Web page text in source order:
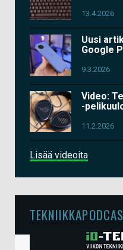
13.4.2026
Uusi
Google
9.3.2026
Video:
-
11.2.2026
Lisää videoita